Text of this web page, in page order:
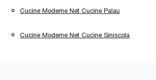
Cucine Moderne Net Cucine Palau
Cucine Moderne Net Cucine Siniscola